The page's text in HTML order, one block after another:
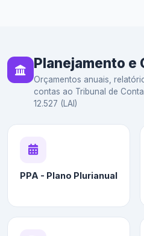
Planejamento e
Orçamentos anuais,
contas ao Tribunal de
12.527 (LAI)
PPA - Plano Plurianual